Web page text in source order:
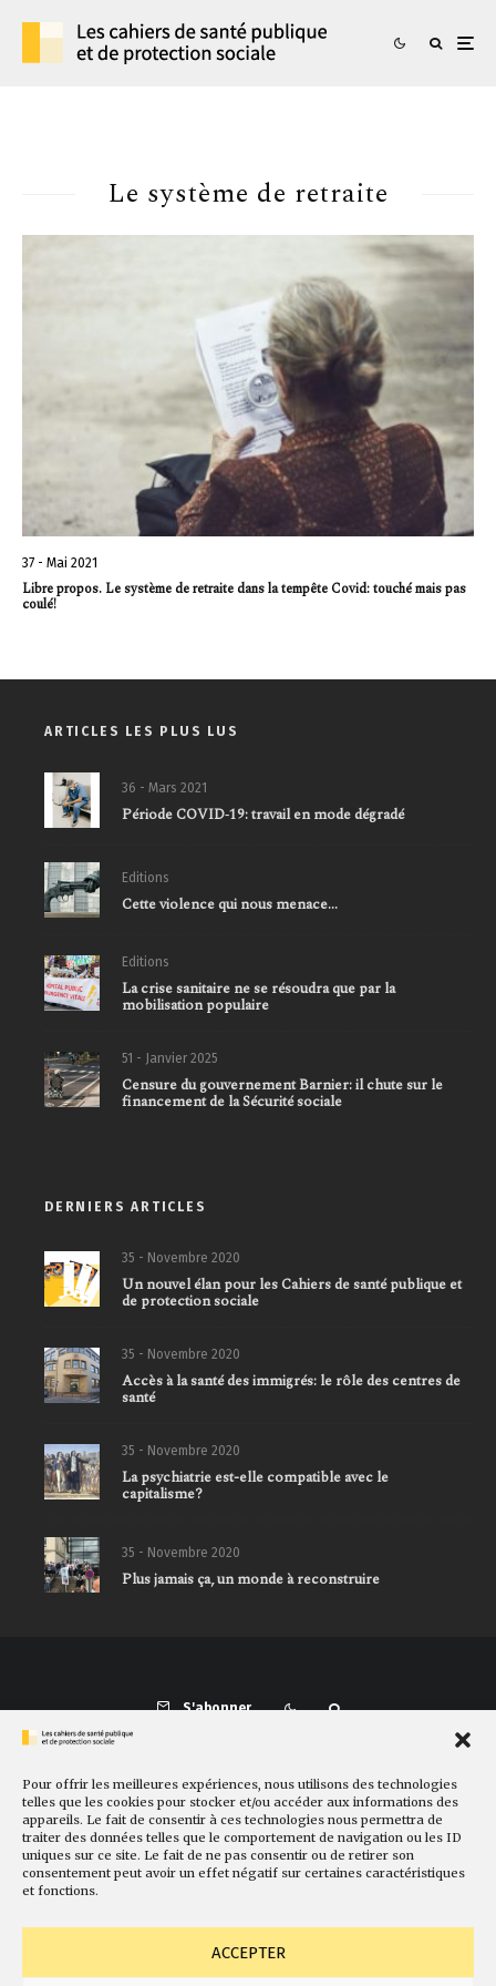
Pour offrir les meilleures expériences, nous utilisons des technologies
telles que les cookies pour stocker et/ou accéder aux informations des
appareils. Le fait de consentir à ces technologies nous permettra de
traiter des données telles que le comportement de navigation ou les ID
uniques sur ce site. Le fait de ne pas consentir ou de retirer son
consentement peut avoir un effet négatif sur certaines caractéristiques
et fonctions.
ACCEPTER
Le système de retraite
37 - Mai 2021
Libre propos. Le système de retraite dans la tempête Covid: touché mais pas
coulé!
ARTICLES LES PLUS LUS
36 - Mars 2021
Période COVID‐19: travail en mode dégradé
Editions
Cette violence qui nous menace…
Editions
La crise sanitaire ne se résoudra que par la
mobilisation populaire
51 - Janvier 2025
Censure du gouvernement Barnier: il chute sur le
financement de la Sécurité sociale
DERNIERS ARTICLES
35 - Novembre 2020
Un nouvel élan pour les Cahiers de santé publique et
de protection sociale
35 - Novembre 2020
Accès à la santé des immigrés: le rôle des centres de
santé
35 - Novembre 2020
La psychiatrie est-elle compatible avec le
capitalisme?
35 - Novembre 2020
Plus jamais ça, un monde à reconstruire
S'abonner
Présentation Comité de rédaction Sites amis Contact
Newsletter Politique de cookies Faire un don